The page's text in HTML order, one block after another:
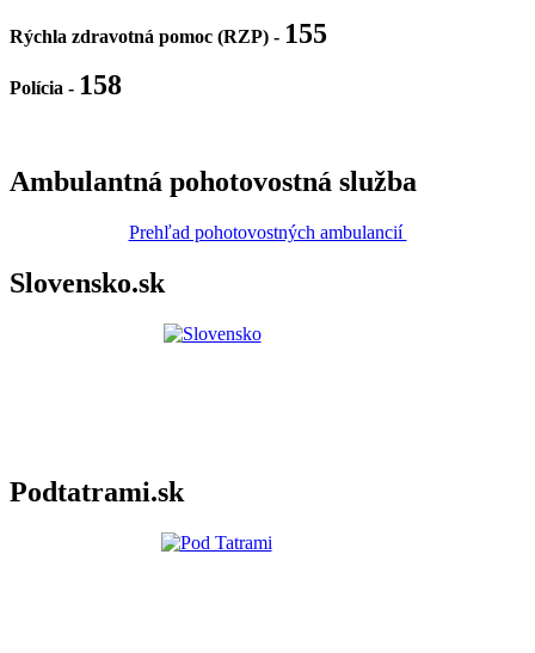
Rýchla zdravotná pomoc (RZP) - 155
Polícia - 158
Ambulantná pohotovostná služba
Prehľad pohotovostných ambulancií
Slovensko.sk
Podtatrami.sk